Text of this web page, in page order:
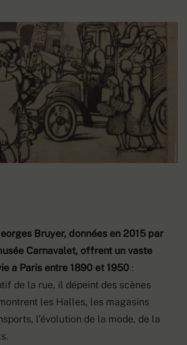
Bruyer, données en 2015 par
Carnavalet, offrent un vaste
à Paris entre 1890 et 1950 :
de la rue, il dépeint des scènes
les Halles, les magasins
l’évolution de la mode, de la